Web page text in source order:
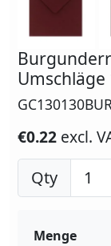
Umschläge
€0.22 excl.
Qty
Menge